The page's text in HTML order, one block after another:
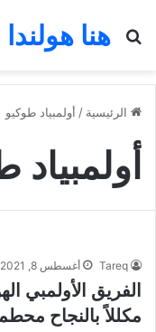
هنا هولندا
بحث عن
الرئيسية / أولمبياد طوكيو
أولمبياد
Tareq أغسطس 8, 2021
الفريق الأولمبي